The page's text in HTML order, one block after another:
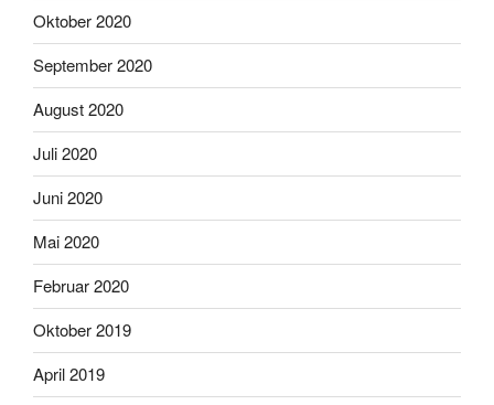
Oktober 2020
September 2020
August 2020
Juli 2020
Juni 2020
Mai 2020
Februar 2020
Oktober 2019
April 2019